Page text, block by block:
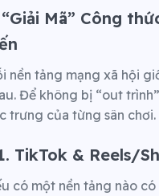
Mã” Công
nền tảng mạng xã hội
Để không bị “out
trưng của từng sân chơi.
TikTok & Reels/
có một nền tảng nào